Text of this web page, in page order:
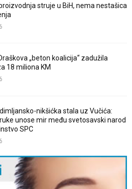
struje u BiH, nema nestašica
„beton koalicija“ zadužila
18 miliona KM
nikšićka stala uz Vučića:
unose mir među svetosavski narod
SPC